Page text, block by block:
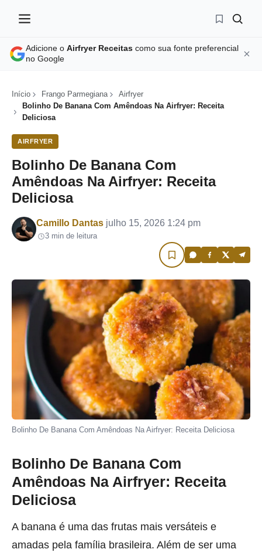
Adicione o Airfryer Receitas como sua fonte preferencial
no Google
Início Frango Parmegiana
Airfryer
Bolinho De Banana Com Amêndoas Na Airfryer: Receita
Deliciosa
AIRFRYER
Bolinho De Banana Com
Amêndoas Na Airfryer: Receita
Deliciosa
Por
Camillo Dantas julho 15, 2026 1:24 pm
3 min de leitura
Bolinho De Banana Com Amêndoas Na Airfryer: Receita Deliciosa
Bolinho De Banana Com
Amêndoas Na Airfryer: Receita
Deliciosa
A banana é uma das frutas mais versáteis e
amadas pela família brasileira. Além de ser uma